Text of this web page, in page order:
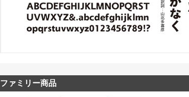
ファミリー商品